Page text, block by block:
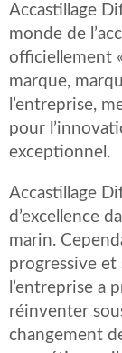
Accastillage
monde de
officiellement
marque,
l’entreprise,
pour
exceptionnel.
Accastillage
d’excellence
marin.
progressive
l’entreprise a
réinventer
changement